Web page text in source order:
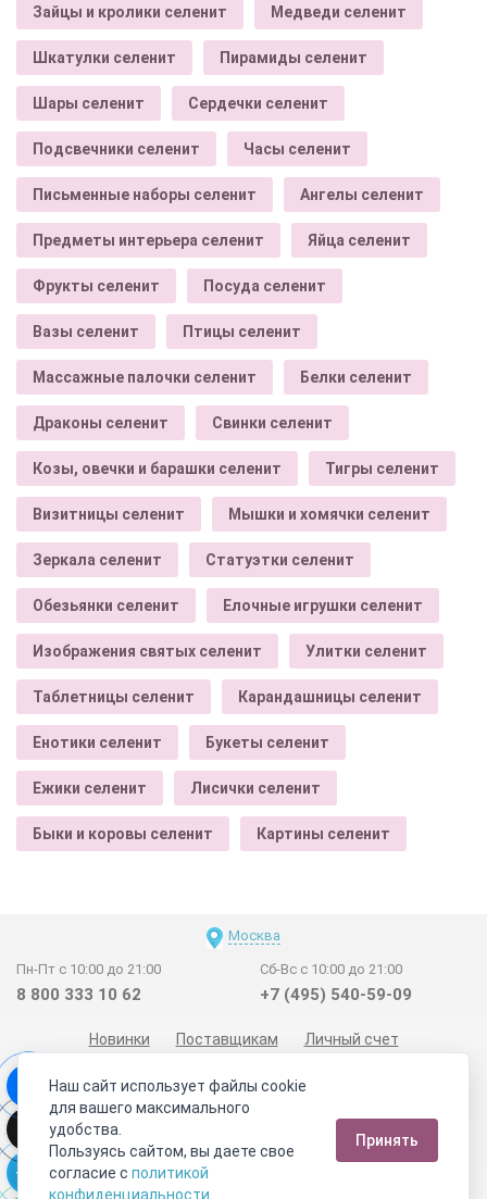
Зайцы и кролики селенит Медведи селенит
Шкатулки селенит Пирамиды селенит
Шары селенит Сердечки селенит
Подсвечники селенит Часы селенит
Письменные наборы селенит Ангелы селенит
Предметы интерьера селенит Яйца селенит
Фрукты селенит Посуда селенит
Вазы селенит Птицы селенит
Массажные палочки селенит Белки селенит
Драконы селенит Свинки селенит
Козы, овечки и барашки селенит Тигры селенит
Визитницы селенит Мышки и хомячки селенит
Зеркала селенит Статуэтки селенит
Обезьянки селенит Елочные игрушки селенит
Изображения святых селенит Улитки селенит
Таблетницы селенит Карандашницы селенит
Енотики селенит Букеты селенит
Ежики селенит Лисички селенит
Быки и коровы селенит Картины селенит
Москва
Пн-Пт с 10:00 до 21:00
8 800 333 10 62
Сб-Вс с 10:00 до 21:00
+7 (495) 540-59-09
Новинки Поставщикам
Личный счет
Отзывы покупателей
Сертификаты
Обратная связь
СОУТ
Телеграм
Max
Наш сайт использует файлы cookie
для вашего максимального
удобства.
Пользуясь сайтом, вы даете свое
согласие с политикой
конфиденциальности
Принять